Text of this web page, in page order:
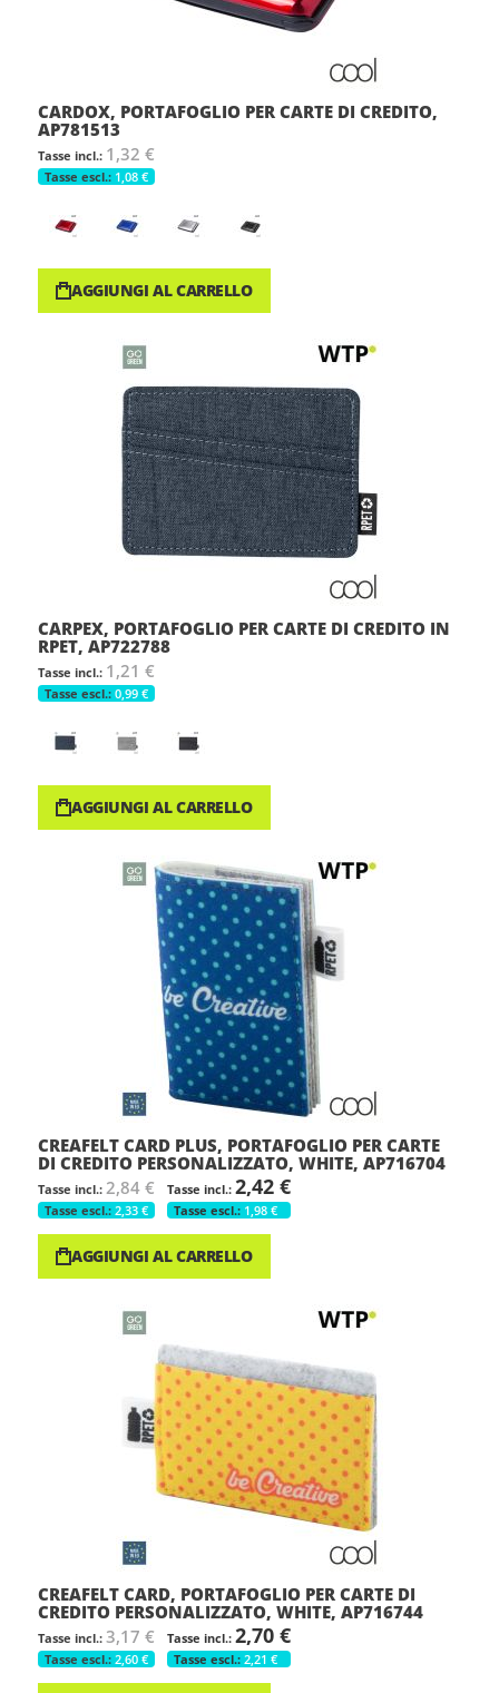
CARDOX, PORTAFOGLIO PER CARTE DI CREDITO,
AP781513
1,32 €
1,08 €
AGGIUNGI AL CARRELLO
CARPEX, PORTAFOGLIO PER CARTE DI CREDITO IN
RPET, AP722788
1,21 €
0,99 €
AGGIUNGI AL CARRELLO
CREAFELT CARD PLUS, PORTAFOGLIO PER CARTE
DI CREDITO PERSONALIZZATO, WHITE, AP716704
2,84 €
2,33 €
2,42 €
1,98 €
AGGIUNGI AL CARRELLO
CREAFELT CARD, PORTAFOGLIO PER CARTE DI
CREDITO PERSONALIZZATO, WHITE, AP716744
3,17 €
2,60 €
2,70 €
2,21 €